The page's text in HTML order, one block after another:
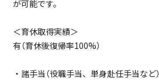
が可能です。
＜育休取得実績＞
有（育休後復帰率100%）
・諸手当（役職手当、単身赴任手当など）